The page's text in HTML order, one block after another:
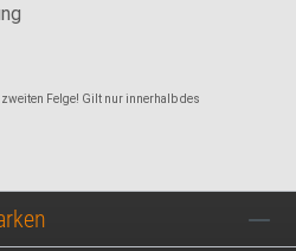
Felge! Gilt nur innerhalb des